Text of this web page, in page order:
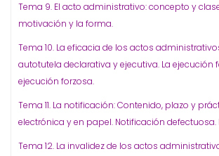
Tema 9. El acto administrativo: concepto y
motivación y la forma.
Tema 10. La eficacia de los actos
autotutela declarativa y ejecutiva. La ejecución
ejecución forzosa.
Tema 11. La notificación: Contenido, plazo y
electrónica y en papel. Notificación
Tema 12. La invalidez de los actos